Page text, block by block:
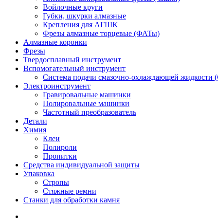
Войлочные круги
Губки, шкурки алмазные
Крепления для АГШК
Фрезы алмазные торцевые (ФАТы)
Алмазные коронки
Фрезы
Твердосплавный инструмент
Вспомогательный инструмент
Система подачи смазочно-охлаждающей
Электроинструмент
Гравировальные машинки
Полировальные машинки
Частотный преобразователь
Детали
Химия
Клеи
Полироли
Пропитки
Средства индивидуальной защиты
Упаковка
Стропы
Стяжные ремни
Станки для обработки камня